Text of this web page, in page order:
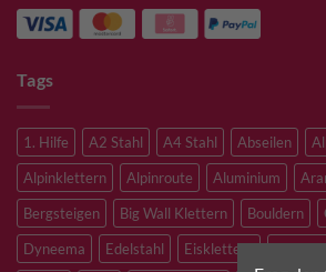
Tags
1. Hilfe A2 Stahl A4 Stahl Abseilen
Alpinklettern
Alpinroute Aluminium
Bergsteigen
Big Wall Klettern Bouldern
Dyneema
Edelstahl Eisklettern